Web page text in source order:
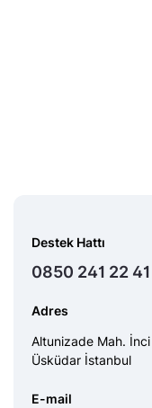
Destek Hattı
0850 241 22 41
Adres
Altunizade Mah. İnci
Üsküdar İstanbul
E-mail